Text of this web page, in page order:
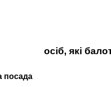
осіб, які
посада